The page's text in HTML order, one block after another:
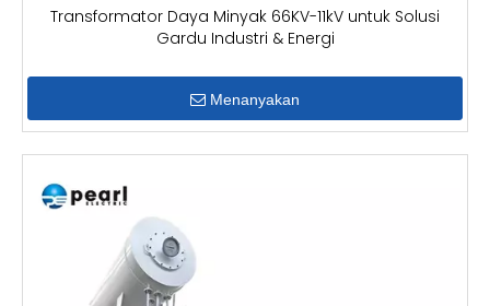
Transformator Daya Minyak 66KV-11kV untuk Solusi
Gardu Industri & Energi
Menanyakan